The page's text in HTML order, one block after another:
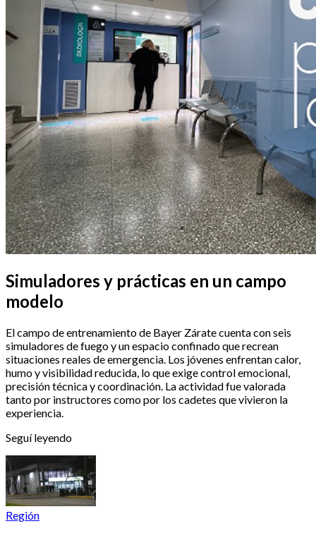
Simuladores y prácticas en un campo
modelo
El campo de entrenamiento de Bayer Zárate cuenta con seis
simuladores de fuego y un espacio confinado que recrean
situaciones reales de emergencia. Los jóvenes enfrentan calor,
humo y visibilidad reducida, lo que exige control emocional,
precisión técnica y coordinación. La actividad fue valorada
tanto por instructores como por los cadetes que vivieron la
experiencia.
Seguí leyendo
Región